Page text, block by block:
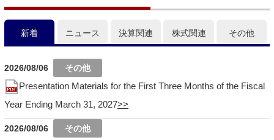
新着 ニュース 決算関連 株式関連 その他
2026/08/06
Presentation Materials for the First Three Months of the Fiscal
Year Ending March 31, 2027
2026/08/06